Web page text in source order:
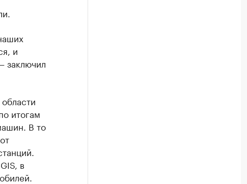
и
заключил
итогам
В то
в